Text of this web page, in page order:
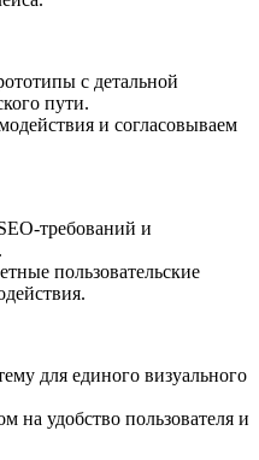
с детальной
пути.
и согласовываем
требований и
пользовательские
для единого визуального
на удобство пользователя и